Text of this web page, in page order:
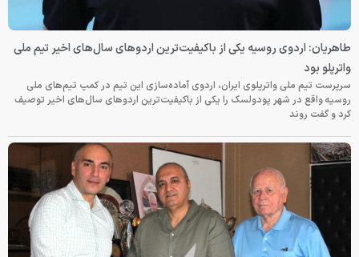
طاهریان: اردوی روسیه یکی از باکیفیت‌ترین اردوهای سال‌های اخیر تیم ملی
واترپلو بود
سرپرست تیم ملی واترپلوی ایران، اردوی آماده‌سازی این تیم در کمپ تیم‌های ملی
روسیه واقع در شهر پودولسک را یکی از باکیفیت‌ترین اردوهای سال‌های اخیر توصیف
کرد و گفت روند